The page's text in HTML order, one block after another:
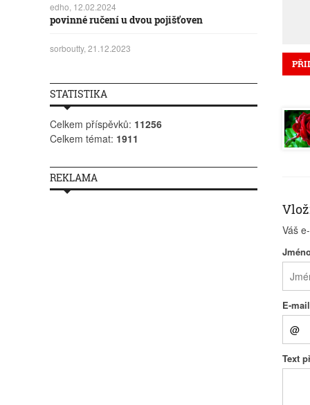
Váš
E-mail
Text
edho, 12.02.2024
povinné ručení u dvou pojišťoven
sorboutty, 21.12.2023
STATISTIKA
Celkem příspěvků: 11256
Celkem témat: 1911
REKLAMA